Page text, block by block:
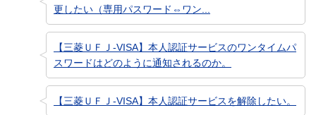
更したい（専用パスワード⇔ワン...
【三菱ＵＦＪ-VISA】本人認証サービスのワンタイムパ
スワードはどのように通知されるのか。
【三菱ＵＦＪ-VISA】本人認証サービスを解除したい。